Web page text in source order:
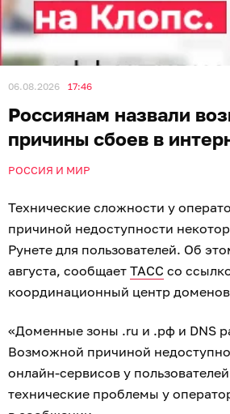
06.08.2026 17:46
Россиянам назвали
причины сбоев в
РОССИЯ И МИР
Технические сложности у
причиной недоступности
Рунете для пользователей. Об
августа, сообщает ТАСС со
координационный центр
«Доменные зоны .ru и .рф и DNS
Возможной причиной
онлайн-сервисов у
технические проблемы у